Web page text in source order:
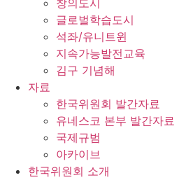
창의도시
글로벌학습도시
석좌/유니트윈
지속가능발전교육
김구 기념해
자료
한국위원회 발간자료
유네스코 본부 발간자료
국제규범
아카이브
한국위원회 소개